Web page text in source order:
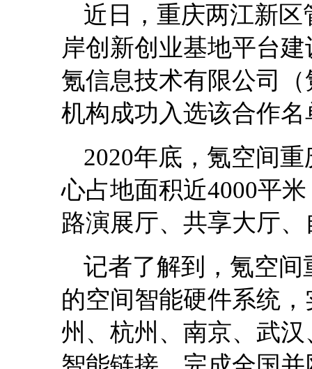
近日，重庆两江新
岸创新创业基地平台
氪信息技术有限公司
机构成功入选该合作名
2020年底，氪空间
心占地面积近4000平
路演展厅、共享大厅
记者了解到，氪空
的空间智能硬件系统
州、杭州、南京、武